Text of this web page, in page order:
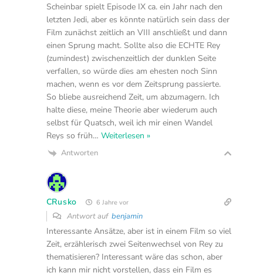
Scheinbar spielt Episode IX ca. ein Jahr nach den
letzten Jedi, aber es könnte natürlich sein dass der
Film zunächst zeitlich an VIII anschließt und dann
einen Sprung macht. Sollte also die ECHTE Rey
(zumindest) zwischenzeitlich der dunklen Seite
verfallen, so würde dies am ehesten noch Sinn
machen, wenn es vor dem Zeitsprung passierte.
So bliebe ausreichend Zeit, um abzumagern. Ich
halte diese, meine Theorie aber wiederum auch
selbst für Quatsch, weil ich mir einen Wandel
Reys so früh… Weiterlesen »
Antworten
CRusko 6 Jahre vor
Antwort auf benjamin
Interessante Ansätze, aber ist in einem Film so viel
Zeit, erzählerisch zwei Seitenwechsel von Rey zu
thematisieren? Interessant wäre das schon, aber
ich kann mir nicht vorstellen, dass ein Film es